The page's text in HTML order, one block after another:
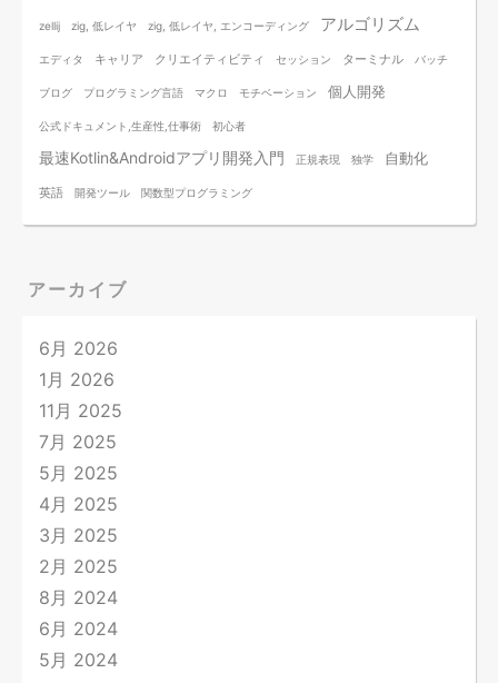
zellij zig, 低レイヤ zig, 低レイヤ, エンコーディング アルゴリズム
エディタ キャリア クリエイティビティ セッション ターミナル バッチ
ブログ プログラミング言語 マクロ モチベーション 個人開発
公式ドキュメント,生産性,仕事術 初心者
最速Kotlin&Androidアプリ開発入門 正規表現 独学 自動化
英語 開発ツール 関数型プログラミング
アーカイブ
6月 2026
1月 2026
11月 2025
7月 2025
5月 2025
4月 2025
3月 2025
2月 2025
8月 2024
6月 2024
5月 2024